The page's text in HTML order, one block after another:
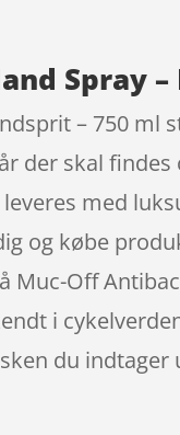
Spray
– 750 ml
der skal
med
og købe
Off
i
du